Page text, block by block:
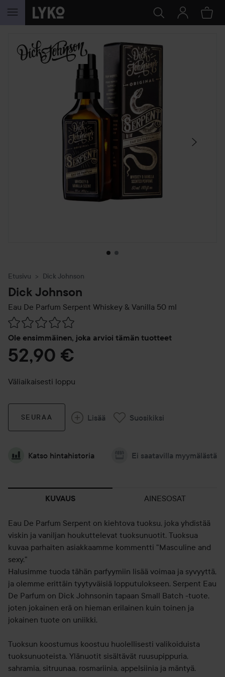
SIIRTYÄ JHK SISÄLTÖÖN
OHITA OSIO
Etusivu Dick Johnson
Dick Johnson
Eau De Parfum Serpent Whiskey & Vanilla 50 ml
Ole ensimmäinen, joka arvioi tämän tuotteet
Siirtyä jhk Arvosana & kommentit
52,90 €
Väliaikaisesti loppu
SEURAA Lisää Suosikiksi
Katso hintahistoria Ei saatavilla myymälästä
KUVAUS AINESOSAT
Eau De Parfum Serpent on kiehtova tuoksu, joka yhdistää
viskin ja vaniljan houkuttelevat tuoksunuotit. Tuoksua
kuvaa parhaiten asiakkaamme kommentti "Masculine and
sexy."
Halusimme tuoda tähän parfyymiin lisää voimaa ja syvyyttä,
ja olemme erittäin tyytyväisiä lopputulokseen. Serpent Eau
De Parfum on Dick Johnsonin tapaan Small Batch -tuote,
joten jokainen erä on hieman erilainen kuin toinen ja
jokainen tuote on uniikki.
Tuoksun koostumus koostuu huolellisesti valikoiduista
tuoksunuoteista. Ylänuotit sisältävät ruusupippuria,
sahramia, sitruunaa, rosmariinia, appelsiinia ja mäntyä.